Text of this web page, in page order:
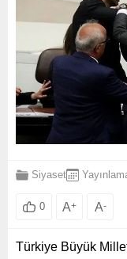
Siyaset
0 A+ A-
Türkiye Büyük